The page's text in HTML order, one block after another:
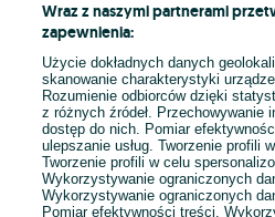
LUB
E-mail
Hasło
Wraz z naszymi partnerami
zapewnienia:
Użycie dokładnych danych
skanowanie charakterystyki
Rozumienie odbiorców dzięki
z różnych źródeł. Przechowywanie
dostęp do nich. Pomiar
ulepszanie usług. Tworzenie profili
Tworzenie profili w celu
Wykorzystywanie ograniczonych
Wykorzystywanie ograniczonych
Pomiar efektywności treści.